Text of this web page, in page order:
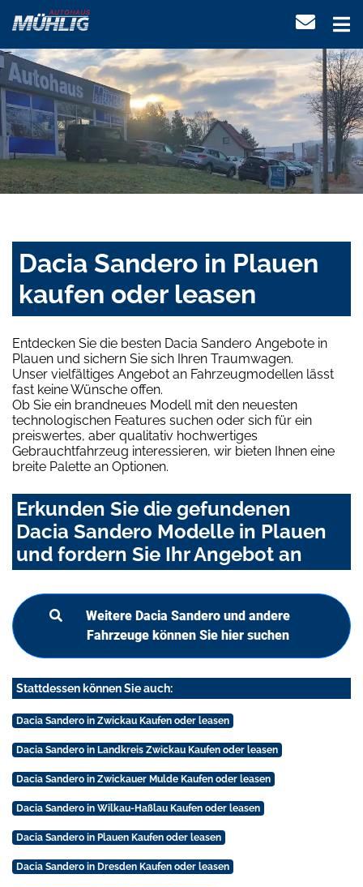
Dacia Sandero in Plauen
kaufen oder leasen
Entdecken Sie die besten Dacia Sandero Angebote in
Plauen und sichern Sie sich Ihren Traumwagen.
Unser vielfältiges Angebot an Fahrzeugmodellen lässt
fast keine Wünsche offen.
Ob Sie ein brandneues Modell mit den neuesten
technologischen Features suchen oder sich für ein
preiswertes, aber qualitativ hochwertiges
Gebrauchtfahrzeug interessieren, wir bieten Ihnen eine
breite Palette an Optionen.
Erkunden Sie die gefundenen
Dacia Sandero Modelle in Plauen
und fordern Sie Ihr Angebot an
Weitere Dacia Sandero und andere
Fahrzeuge können Sie hier suchen
Stattdessen können Sie auch:
Dacia Sandero in Zwickau Kaufen oder leasen
Dacia Sandero in Landkreis Zwickau Kaufen oder leasen
Dacia Sandero in Zwickauer Mulde Kaufen oder leasen
Dacia Sandero in Wilkau-Haßlau Kaufen oder leasen
Dacia Sandero in Plauen Kaufen oder leasen
Dacia Sandero in Dresden Kaufen oder leasen